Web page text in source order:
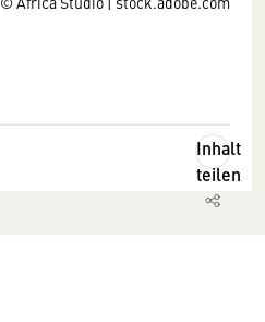
Inhalt
teilen